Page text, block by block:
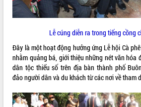
Hội thảo khoa học “Giải pháp thúc đẩy
phát triển nền kinh tế xanh tại tỉnh
Tăng cường giám sát, đôn đốc thực
hiện nhiệm vụ quản lý tài sản công
hàng tuần
Tháo gỡ những vướng mắc, đẩy mạnh
công tác cải cách thủ tục hành chính
công tỉnh
Lễ cúng diễn ra trong tiếng cồng
Đây là một hoạt động hưởng ứng Lễ hội Cà
nhằm quảng bá, giới thiệu những nét văn hóa
dân tộc thiểu số trên địa bàn thành phố
đảo người dân và du khách từ các nơi về tham